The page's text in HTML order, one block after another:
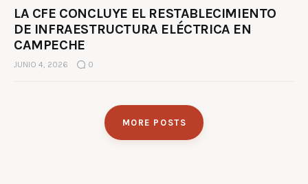
LA CFE CONCLUYE EL RESTABLECIMIENTO
DE INFRAESTRUCTURA ELÉCTRICA EN
CAMPECHE
JUNIO 4, 2026 0
MORE POSTS